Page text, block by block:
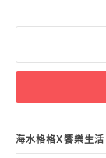
關
字:
海水格格X饗樂生活